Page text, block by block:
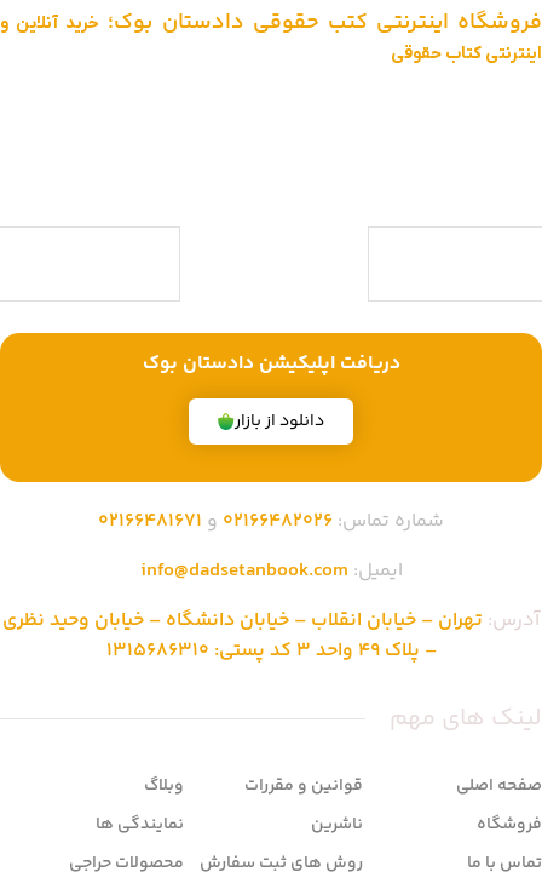
فروشگاه اینترنتی کتب حقوقی دادستان بوک؛ خرید آنلاین و
اینترنتی کتاب حقوقی
دریافت اپلیکیشن دادستان بوک
دانلود از بازار
شماره تماس: 02166482026 و 02166481671
ایمیل: info@dadsetanbook.com
آدرس: تهران – خیابان انقلاب – خیابان دانشگاه – خیابان وحید نظری
– پلاک 49 واحد 3 کد پستی: 1315686310
لینک های مهم
صفحه اصلی
فروشگاه
تماس با ما
قوانین و مقررات
ناشرین
روش های ثبت سفارش
وبلاگ
نمایندگی ها
محصولات حراجی